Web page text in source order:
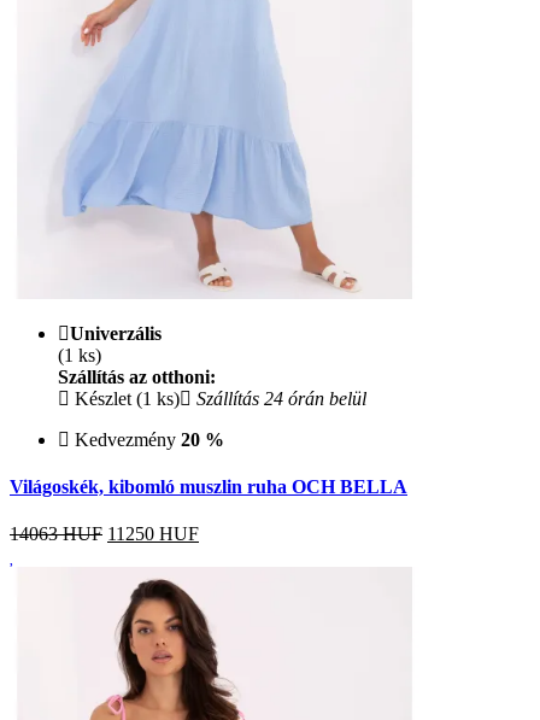
Univerzális
(1 ks)
Szállítás az otthoni:
Készlet (1 ks)
Szállítás 24 órán belül
Kedvezmény 20 %
Világoskék, kibomló muszlin ruha OCH BELLA
14063 HUF 11250 HUF